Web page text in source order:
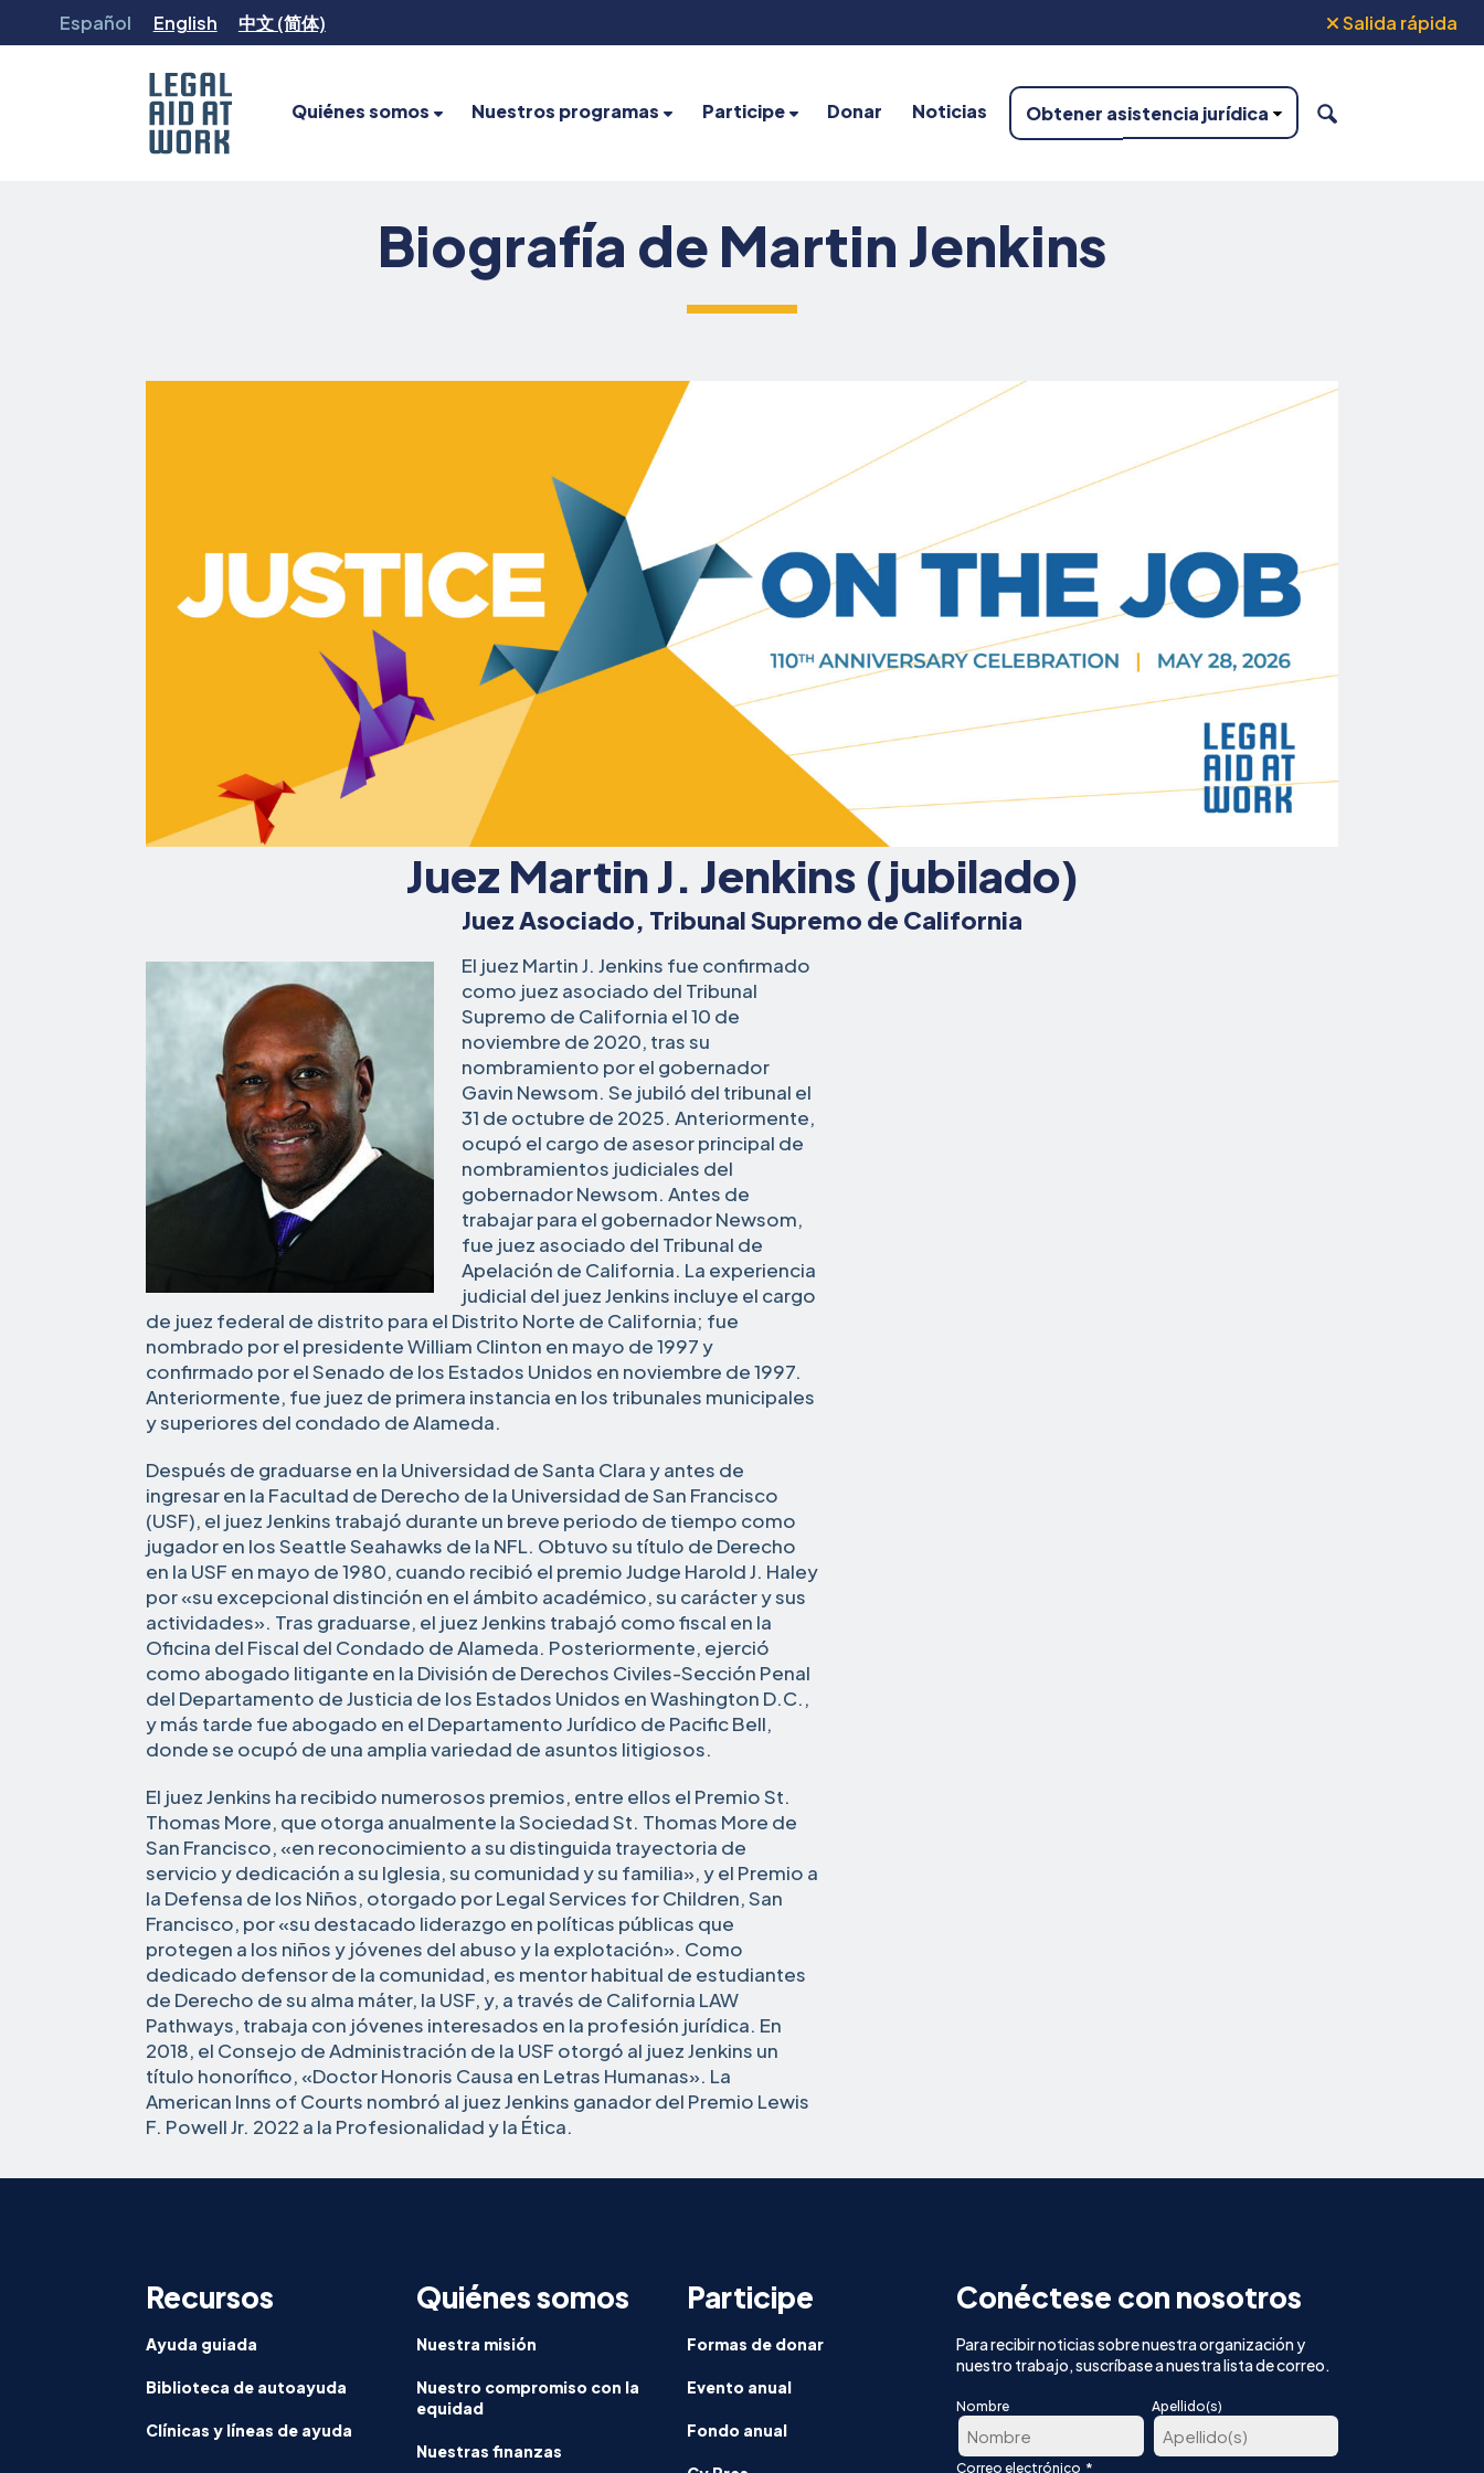
Español English 中文 (简体) Salida rápida
Quiénes somos Nuestros programas Participe Donar Noticias Obtener asistencia jurídica BUSCAR
Biografía de Martin Jenkins
Juez Martin J. Jenkins (jubilado)
Juez Asociado, Tribunal Supremo de California
El juez Martin J. Jenkins fue confirmado
como juez asociado del Tribunal
Supremo de California el 10 de
noviembre de 2020, tras su
nombramiento por el gobernador
Gavin Newsom. Se jubiló del tribunal el
31 de octubre de 2025. Anteriormente,
ocupó el cargo de asesor principal de
nombramientos judiciales del
gobernador Newsom. Antes de
trabajar para el gobernador Newsom,
fue juez asociado del Tribunal de
Apelación de California. La experiencia
judicial del juez Jenkins incluye el cargo
de juez federal de distrito para el Distrito Norte de California; fue
nombrado por el presidente William Clinton en mayo de 1997 y
confirmado por el Senado de los Estados Unidos en noviembre de 1997.
Anteriormente, fue juez de primera instancia en los tribunales municipales
y superiores del condado de Alameda.
Después de graduarse en la Universidad de Santa Clara y antes de
ingresar en la Facultad de Derecho de la Universidad de San Francisco
(USF), el juez Jenkins trabajó durante un breve periodo de tiempo como
jugador en los Seattle Seahawks de la NFL. Obtuvo su título de Derecho
en la USF en mayo de 1980, cuando recibió el premio Judge Harold J. Haley
por «su excepcional distinción en el ámbito académico, su carácter y sus
actividades». Tras graduarse, el juez Jenkins trabajó como fiscal en la
Oficina del Fiscal del Condado de Alameda. Posteriormente, ejerció
como abogado litigante en la División de Derechos Civiles-Sección Penal
del Departamento de Justicia de los Estados Unidos en Washington D.C.,
y más tarde fue abogado en el Departamento Jurídico de Pacific Bell,
donde se ocupó de una amplia variedad de asuntos litigiosos.
El juez Jenkins ha recibido numerosos premios, entre ellos el Premio St.
Thomas More, que otorga anualmente la Sociedad St. Thomas More de
San Francisco, «en reconocimiento a su distinguida trayectoria de
servicio y dedicación a su Iglesia, su comunidad y su familia», y el Premio a
la Defensa de los Niños, otorgado por Legal Services for Children, San
Francisco, por «su destacado liderazgo en políticas públicas que
protegen a los niños y jóvenes del abuso y la explotación». Como
dedicado defensor de la comunidad, es mentor habitual de estudiantes
de Derecho de su alma máter, la USF, y, a través de California LAW
Pathways, trabaja con jóvenes interesados en la profesión jurídica. En
2018, el Consejo de Administración de la USF otorgó al juez Jenkins un
título honorífico, «Doctor Honoris Causa en Letras Humanas». La
American Inns of Courts nombró al juez Jenkins ganador del Premio Lewis
F. Powell Jr. 2022 a la Profesionalidad y la Ética.
Recursos
Ayuda guiada
Biblioteca de autoayuda
Clínicas y líneas de ayuda
Quiénes somos
Nuestra misión
Nuestro compromiso con la
equidad
Nuestras finanzas
Participe
Formas de donar
Evento anual
Fondo anual
Conéctese con nosotros
Para recibir noticias sobre nuestra organización y
nuestro trabajo, suscríbase a nuestra lista de correo.
Nombre Apellido(s)
Correo electrónico *